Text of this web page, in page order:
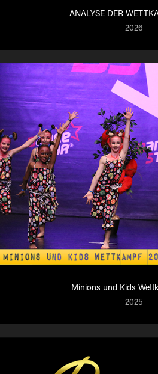
ANALYSE DER
2026
Minions und Kids
2025